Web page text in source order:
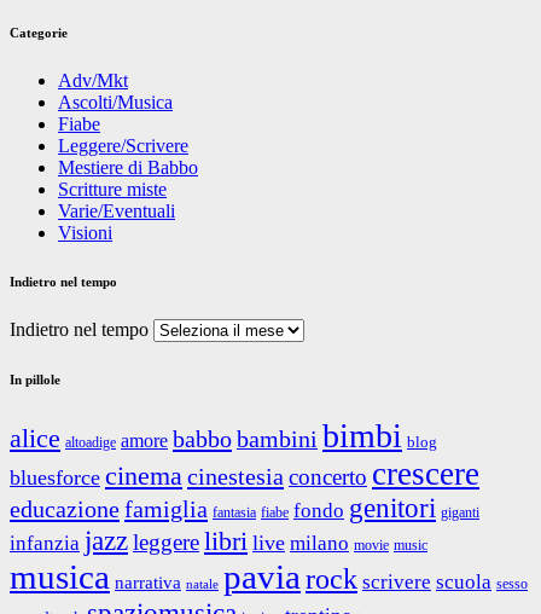
Categorie
Adv/Mkt
Ascolti/Musica
Fiabe
Leggere/Scrivere
Mestiere di Babbo
Scritture miste
Varie/Eventuali
Visioni
Indietro nel tempo
Indietro nel tempo
In pillole
alice altoadige amore babbobambini bimbi blog
bluesforce cinemacinestesia concerto crescere
educazionefamiglia fantasia fiabe fondo genitori giganti
infanzia jazzleggerelibri live milano movie music
musica narrativa natale pavia rock scrivere scuola sesso